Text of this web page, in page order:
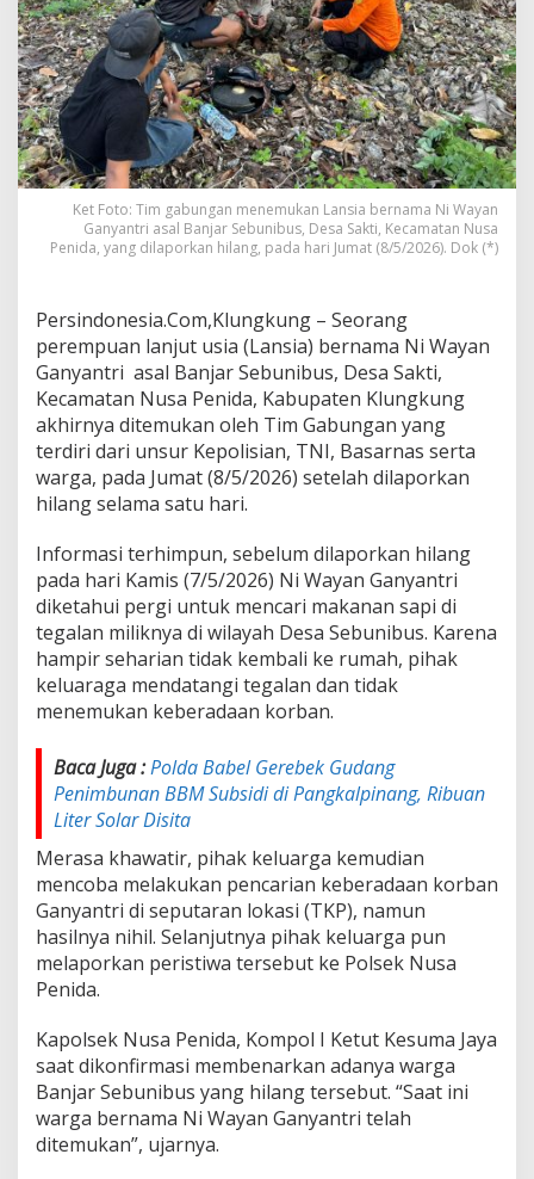
a
k
a
n
S
a
p
i
,
L
a
n
a
A
s
a
l
S
e
b
u
b
u
s
A
k
h
r
n
a
D
i
m
u
k
a
n
T
G
a
b
u
n
Ket Foto: Tim gabungan menemukan Lansia bernama Ni Wayan
Ganyantri asal Banjar Sebunibus, Desa Sakti, Kecamatan Nusa
Penida, yang dilaporkan hilang, pada hari Jumat (8/5/2026). Dok (*)
Persindonesia.Com,Klungkung – Seorang
perempuan lanjut usia (Lansia) bernama Ni Wayan
Ganyantri asal Banjar Sebunibus, Desa Sakti,
Kecamatan Nusa Penida, Kabupaten Klungkung
akhirnya ditemukan oleh Tim Gabungan yang
terdiri dari unsur Kepolisian, TNI, Basarnas serta
warga, pada Jumat (8/5/2026) setelah dilaporkan
hilang selama satu hari.
Informasi terhimpun, sebelum dilaporkan hilang
pada hari Kamis (7/5/2026) Ni Wayan Ganyantri
diketahui pergi untuk mencari makanan sapi di
tegalan miliknya di wilayah Desa Sebunibus. Karena
hampir seharian tidak kembali ke rumah, pihak
keluaraga mendatangi tegalan dan tidak
menemukan keberadaan korban.
Baca Juga :Polda Babel Gerebek Gudang
Penimbunan BBM Subsidi di Pangkalpinang, Ribuan
Liter Solar Disita
Merasa khawatir, pihak keluarga kemudian
mencoba melakukan pencarian keberadaan korban
Ganyantri di seputaran lokasi (TKP), namun
hasilnya nihil. Selanjutnya pihak keluarga pun
melaporkan peristiwa tersebut ke Polsek Nusa
Penida.
Kapolsek Nusa Penida, Kompol I Ketut Kesuma Jaya
saat dikonfirmasi membenarkan adanya warga
Banjar Sebunibus yang hilang tersebut. “Saat ini
warga bernama Ni Wayan Ganyantri telah
ditemukan”, ujarnya.